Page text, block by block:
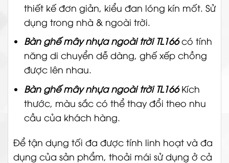
thiết kế đơn giản, kiểu đan lóng kín mốt. Sử
dụng trong nhà & ngoài trời.
Bàn ghế mây nhựa ngoài trời TL166có tính
năng di chuyển dễ dàng, ghế xếp chồng
được lên nhau.
Bàn ghế mây nhựa ngoài trời TL166Kích
thước, màu sắc có thể thay đổi theo nhu
cầu của khách hàng.
Để tận dụng tối đa được tính linh hoạt và đa
dụng của sản phẩm, thoải mái sử dụng ở cả